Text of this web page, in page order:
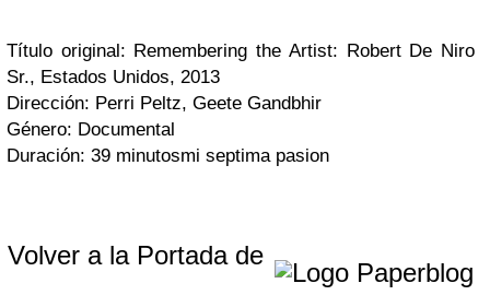
Título original: Remembering the Artist: Robert De Niro
Sr., Estados Unidos, 2013
Dirección: Perri Peltz, Geete Gandbhir
Género: Documental
Duración: 39 minutosmi septima pasion
Volver a la Portada de